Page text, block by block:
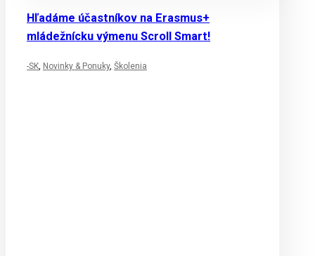
Hľadáme účastníkov na Erasmus+
mládežnícku výmenu Scroll Smart!
-SK Novinky & Ponuky, Školenia